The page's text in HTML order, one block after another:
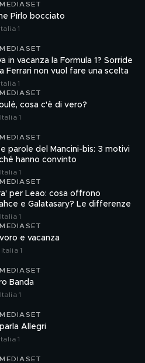
Pirlo bocciato
1
in vacanza la Formula 1? Sorride
Ferrari non vuol fare una scelta
1
cosa c'è di vero?
1
parole del Mancini-bis: 3 motivi
hanno convinto
1
per Leao: cosa offrono
e Galatasary? Le differenze
1
e vacanza
1
Banda
1
Allegri
1